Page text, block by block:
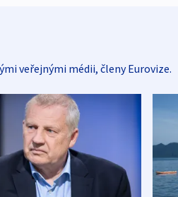
veřejnými médii, členy Eurovize.